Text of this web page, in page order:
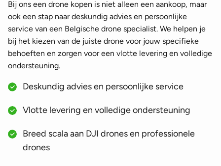
Bij ons een drone kopen is niet alleen een aankoop, maar
ook een stap naar deskundig advies en persoonlijke
service van een Belgische drone specialist. We helpen je
bij het kiezen van de juiste drone voor jouw specifieke
behoeften en zorgen voor een vlotte levering en volledige
ondersteuning.
Deskundig advies en persoonlijke service
Vlotte levering en volledige ondersteuning
Breed scala aan DJI drones en professionele
drones